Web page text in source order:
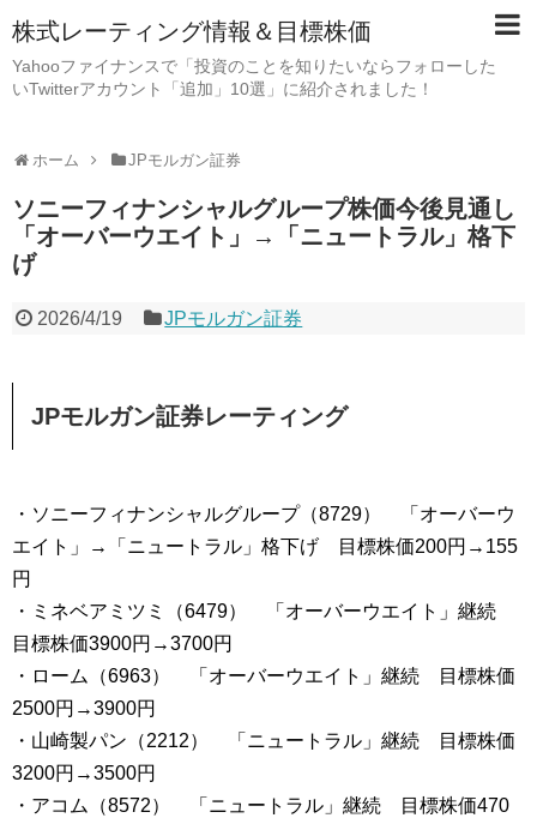
株式レーティング情報＆目標株価
Yahooファイナンスで「投資のことを知りたいならフォローした
いTwitterアカウント「追加」10選」に紹介されました！
ホーム JPモルガン証券
ソニーフィナンシャルグループ株価今後見通し
「オーバーウエイト」→「ニュートラル」格下
げ
2026/4/19 JPモルガン証券
JPモルガン証券レーティング
・ソニーフィナンシャルグループ（8729） 「オーバーウ
エイト」→「ニュートラル」格下げ 目標株価200円→155
円
・ミネベアミツミ（6479） 「オーバーウエイト」継続
目標株価3900円→3700円
・ローム（6963） 「オーバーウエイト」継続 目標株価
2500円→3900円
・山崎製パン（2212） 「ニュートラル」継続 目標株価
3200円→3500円
・アコム（8572） 「ニュートラル」継続 目標株価470